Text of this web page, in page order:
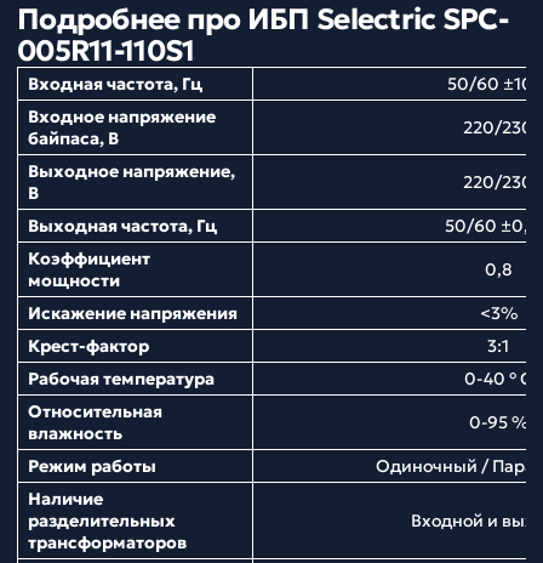
Подробнее про ИБП Selectric SPC-
005R11-110S1
Входная частота, Гц
50/60
Входное напряжение
байпаса, В
220/230
Выходное напряжение,
В
220/230
Выходная частота, Гц
50/60
Коэффициент
мощности
0,8
Искажение напряжения
<3%
Крест-фактор
3:1
Рабочая температура
0-40 ° С
Относительная
влажность
0-95 %
Режим работы
Одиночный /
Наличие
разделительных
трансформаторов
Входной и